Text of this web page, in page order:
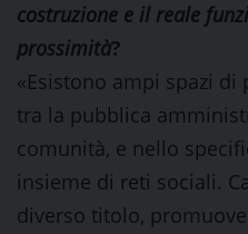
costruzione e il reale
prossimità?
«Esistono ampi spazi
tra la pubblica
comunità, e nello
insieme di reti sociali.
diverso titolo,